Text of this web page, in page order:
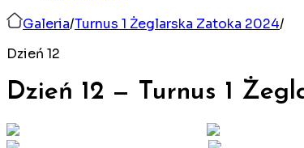
Galeria/Turnus 1 Żeglarska Zatoka 2024/
Dzień 12
Dzień 12 — Turnus 1